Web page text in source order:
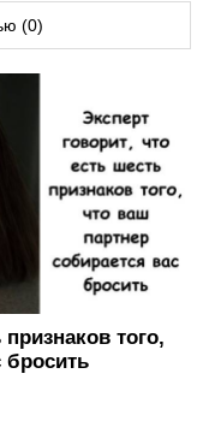
(0)
того,
бросить